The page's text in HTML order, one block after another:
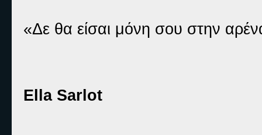
«Δε θα είσαι μόνη σου στην
Ella Sarlot